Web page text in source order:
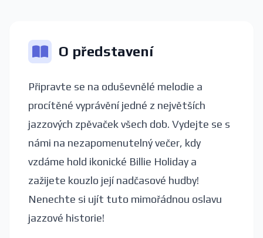
O představení
Připravte se na oduševnělé melodie a
procítěné vyprávění jedné z největších
jazzových zpěvaček všech dob. Vydejte se s
námi na nezapomenutelný večer, kdy
vzdáme hold ikonické Billie Holiday a
zažijete kouzlo její nadčasové hudby!
Nenechte si ujít tuto mimořádnou oslavu
jazzové historie!